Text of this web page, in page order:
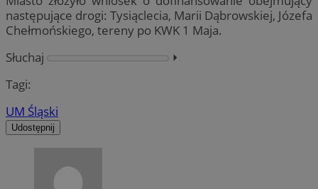
następujące drogi: Tysiąclecia, Marii Dąbrowskiej, Józefa
Chełmońskiego, tereny po KWK 1 Maja.
Słuchaj
⏵︎
Tagi:
UM Śląski
Udostępnij